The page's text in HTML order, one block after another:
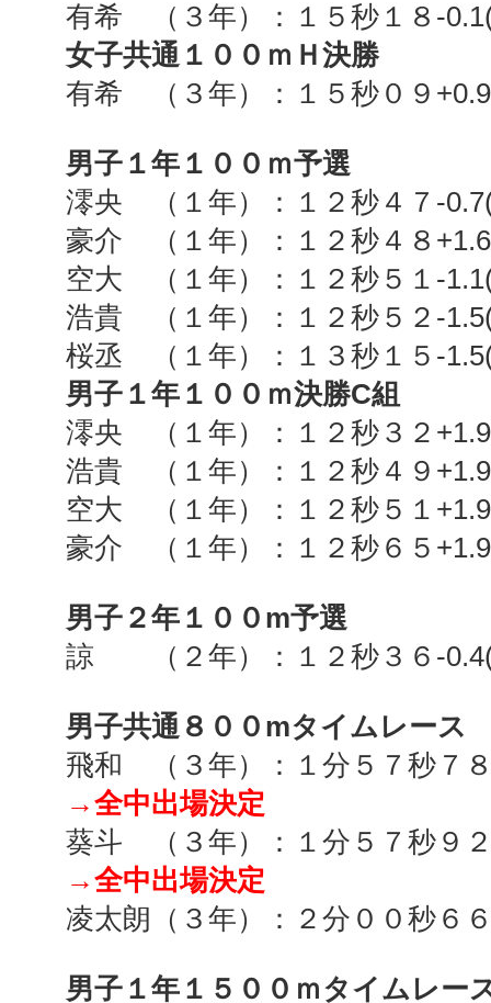
有希 （３年）：１５秒１８ -
女子共通１００ｍＨ決勝
有希 （３年）：１５秒０９
男子１年１００ｍ予選
澪央 （１年）：１２秒４７ -
豪介 （１年）：１２秒４８
空大 （１年）：１２秒５１ -
浩貴 （１年）：１２秒５２ -
桜丞 （１年）：１３秒１５ -
男子１年１００ｍ決勝C組
澪央 （１年）：１２秒３２
浩貴 （１年）：１２秒４９
空大 （１年）：１２秒５１
豪介 （１年）：１２秒６５
男子２年１００ m予選
諒 （２年）：１２秒３６ -
男子共通８００ mタイムレース
飛和 （３年）：１分５７秒７
→全中出場決定
葵斗 （３年）：１分５７秒９
→全中出場決定
凌太朗（３年）：２分００秒６
男子１年１５００ｍタイムレー